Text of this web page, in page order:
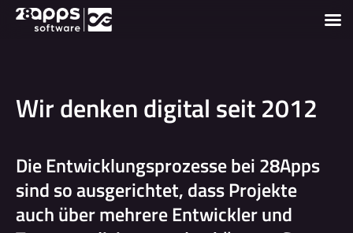
Wir denken digital seit 2012
Die Entwicklungsprozesse bei 28Apps
sind so ausgerichtet, dass Projekte
auch über mehrere Entwickler und